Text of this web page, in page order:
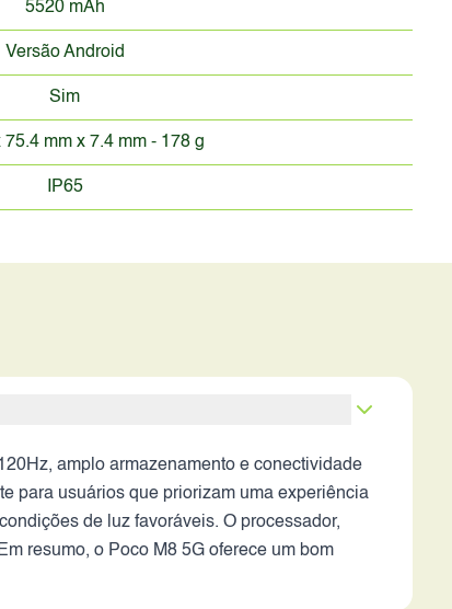
5520 mAh
Versão Android
Sim
75.4 mm x 7.4 mm - 178 g
IP65
amplo armazenamento e conectividade
para usuários que priorizam uma experiência
de luz favoráveis. O processador,
resumo, o Poco M8 5G oferece um bom